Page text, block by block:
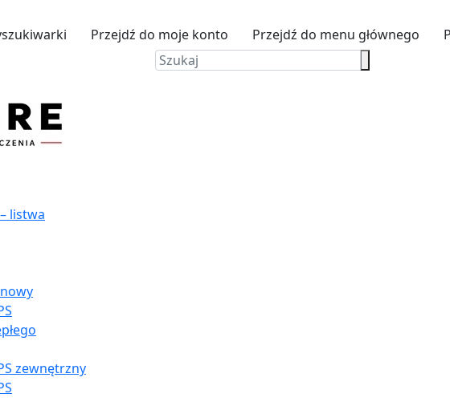
Przejdź do moje konto Przejdź do menu głównego
listwa
zewnętrzny